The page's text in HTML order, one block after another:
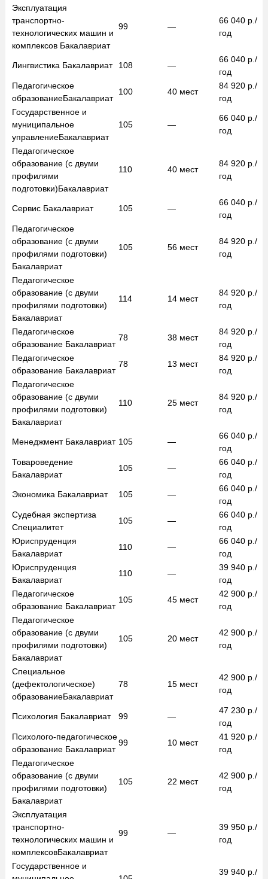
Эксплуатация
транспортно-
технологических машин и
комплексов Бакалавриат
99 —
66 040 р./
год
Лингвистика Бакалавриат 108 —
66 040 р./
год
Педагогическое
образованиеБакалавриат
100 40 мест
84 920 р./
год
Государственное и
муниципальное
управлениеБакалавриат
105 —
66 040 р./
год
Педагогическое
образование (с двуми
профилями
подготовки)Бакалавриат
110 40 мест
84 920 р./
год
Сервис Бакалавриат 105 —
66 040 р./
год
Педагогическое
образование (с двуми
профилями подготовки)
Бакалавриат
105 56 мест
84 920 р./
год
Педагогическое
образование (с двуми
профилями подготовки)
Бакалавриат
114 14 мест
84 920 р./
год
Педагогическое
образование Бакалавриат
78 38 мест
84 920 р./
год
Педагогическое
образование Бакалавриат
78 13 мест
84 920 р./
год
Педагогическое
образование (с двуми
профилями подготовки)
Бакалавриат
110 25 мест
84 920 р./
год
Менеджмент Бакалавриат 105 —
66 040 р./
год
Товароведение
Бакалавриат
105 —
66 040 р./
год
Экономика Бакалавриат 105 —
66 040 р./
год
Судебная экспертиза
Специалитет
105 —
66 040 р./
год
Юриспруденция
Бакалавриат
110 —
66 040 р./
год
Юриспруденция
Бакалавриат
110 —
39 940 р./
год
Педагогическое
образование Бакалавриат
105 45 мест
42 900 р./
год
Педагогическое
образование (с двуми
профилями подготовки)
Бакалавриат
105 20 мест
42 900 р./
год
Специальное
(дефектологическое)
образованиеБакалавриат
78 15 мест
42 900 р./
год
Психология Бакалавриат 99 —
47 230 р./
год
Психолого-педагогическое
образование Бакалавриат
99 10 мест
41 920 р./
год
Педагогическое
образование (с двуми
профилями подготовки)
Бакалавриат
105 22 мест
42 900 р./
год
Эксплуатация
транспортно-
технологических машин и
комплексовБакалавриат
99 —
39 950 р./
год
Государственное и
39 940 р./